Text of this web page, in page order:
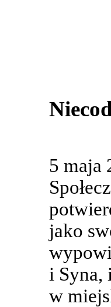
5 maja
jako
i Syna,
w